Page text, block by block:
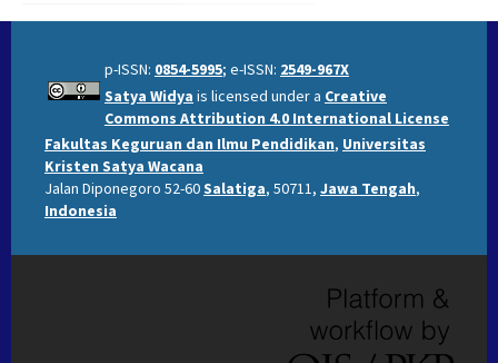
p-ISSN: 0854-5995; e-ISSN: 2549-967X
Satya Widya is licensed under a Creative
Commons Attribution 4.0 International License
Fakultas Keguruan dan Ilmu Pendidikan, Universitas
Kristen Satya Wacana
Jalan Diponegoro 52-60Salatiga, 50711, Jawa Tengah,
Indonesia